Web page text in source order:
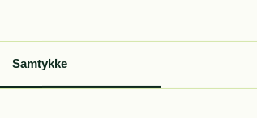
Samtykke